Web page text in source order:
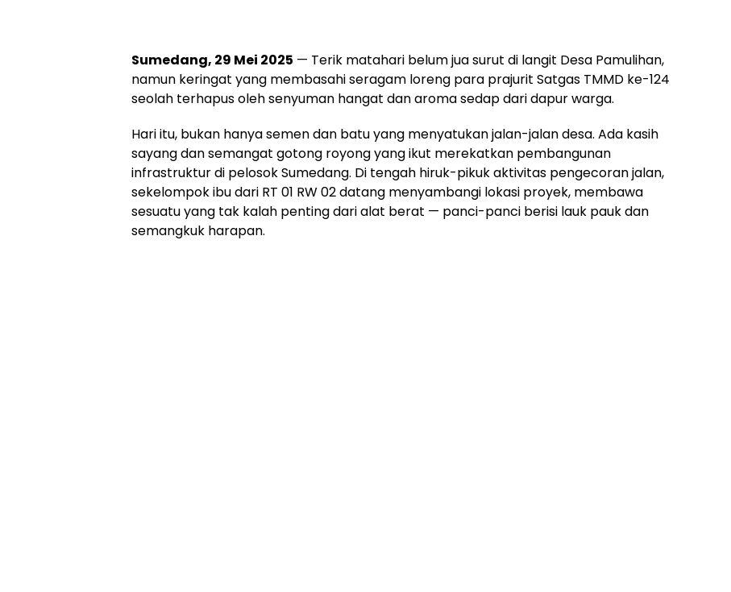
Sumedang, 29 Mei 2025 — Terik matahari belum jua surut di langit Desa Pamulihan,
namun keringat yang membasahi seragam loreng para prajurit Satgas TMMD ke-124
seolah terhapus oleh senyuman hangat dan aroma sedap dari dapur warga.
Hari itu, bukan hanya semen dan batu yang menyatukan jalan-jalan desa. Ada kasih
sayang dan semangat gotong royong yang ikut merekatkan pembangunan
infrastruktur di pelosok Sumedang. Di tengah hiruk-pikuk aktivitas pengecoran jalan,
sekelompok ibu dari RT 01 RW 02 datang menyambangi lokasi proyek, membawa
sesuatu yang tak kalah penting dari alat berat — panci-panci berisi lauk pauk dan
semangkuk harapan.